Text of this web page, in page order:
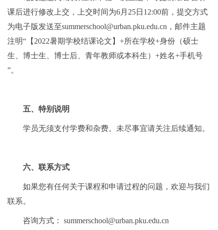
课后进行修改上交，上交时间为6月25日12:00前，提交方式
为电子版发送至summerschool@urban.pku.edu.cn，邮件主题
注明“【2022暑期学校结课论文】+所在学校+身份（硕士
生、博士生、博士后、青年教师或本科生）+姓名+手机号
”。
五、特别说明
学员无须支付学费和杂费。未尽事宜请关注后续通知。
六、联系方式
如果您有任何关于课程和申请过程的问题，欢迎与我们
联系。
咨询方式： summerschool@urban.pku.edu.cn